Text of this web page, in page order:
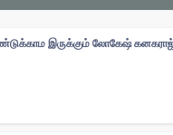
இருக்கும் லோகேஷ் கனகராஜ்..